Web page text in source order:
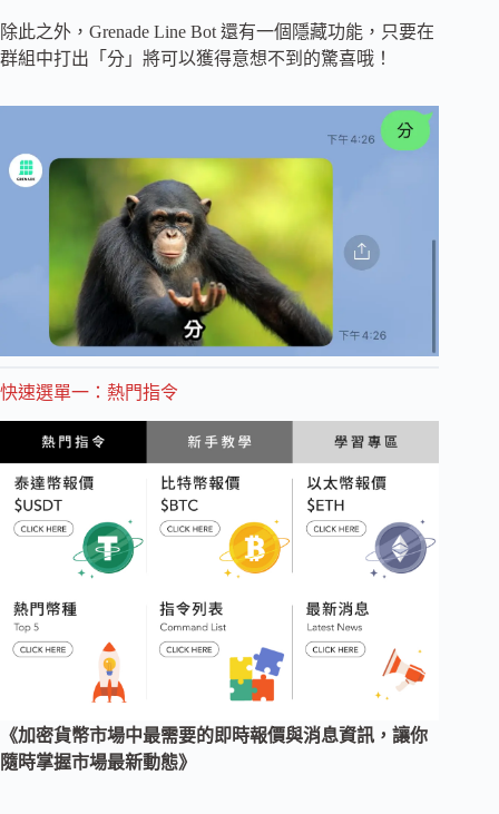
除此之外，Grenade Line Bot 還有一個隱藏功能，只要在
群組中打出「分」將可以獲得意想不到的驚喜哦！
快速選單一：熱門指令
《加密貨幣市場中最需要的即時報價與消息資訊，讓你
隨時掌握市場最新動態》